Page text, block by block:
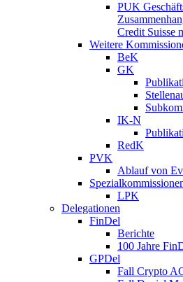
PUK
Credit Suisse
Weitere
BeK
GK
IK-N
RedK
PVK
Ablauf von
LPK
Delegationen
FinDel
Berichte
100 Jahre
GPDel
Fall Crypto